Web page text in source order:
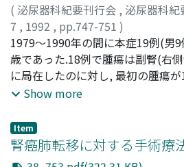
( 泌尿器科紀要刊行会 , 泌尿器科紀
7 , 1992 , pp.747-751 )
松本, 美代;上門, 康成;宮井, 将博;
大川, 順正;Matsumoto, Miyo;
Masahiro;Hagino, Keizou;
Ohkawa, Tadashi
1979～1990年の間に本症19例(男
歳であった.18例で腫瘍は副腎(右
に局在したのに対し, 最初の腫瘍が
た1例では副腎外に再発し, 組織学
性2例であった.家族性褐色細胞腫は
Sipple症候群を有した.術前の腫瘍
は非常に有用な方法であった.術前
Show more
Item
腎癌肺転移に対する手術療